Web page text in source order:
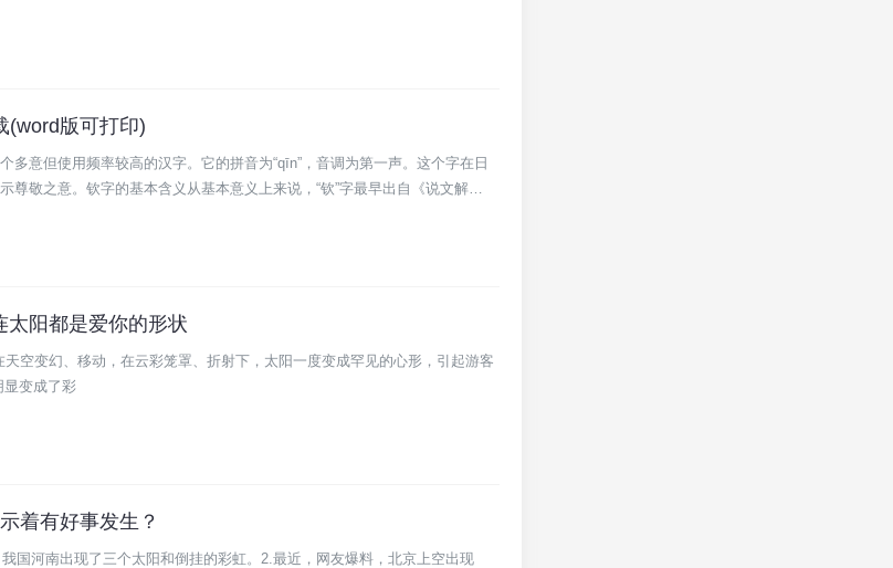
(word版可打印)
多意但使用频率较高的汉字。它的拼音为“qīn”，音调为第一声。这个字在日
尊敬之意。钦字的基本含义从基本意义上来说，“钦”字最早出自《说文解
太阳都是爱你的形状
空变幻、移动，在云彩笼罩、折射下，太阳一度变成罕见的心形，引起游客
显变成了彩
着有好事发生？
国河南出现了三个太阳和倒挂的彩虹。2.最近，网友爆料，北京上空出现